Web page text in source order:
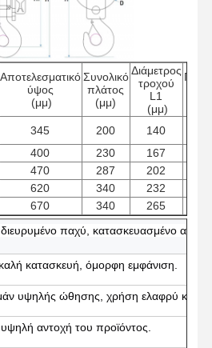
Αποτελεσματικό
ύψος
(μμ)
Συνολικό
πλάτος
(μμ)
Διάμετρος
τροχού
L1
(μμ)
345 200 140
400 230 167
470 287 202
620 340 232
670 340 265
παχύ, κατασκευασμένο από
κατασκευή, όμορφη εμφάνιση.
υψηλής ώθησης, χρήση ελαφρύ και
αντοχή του προϊόντος.